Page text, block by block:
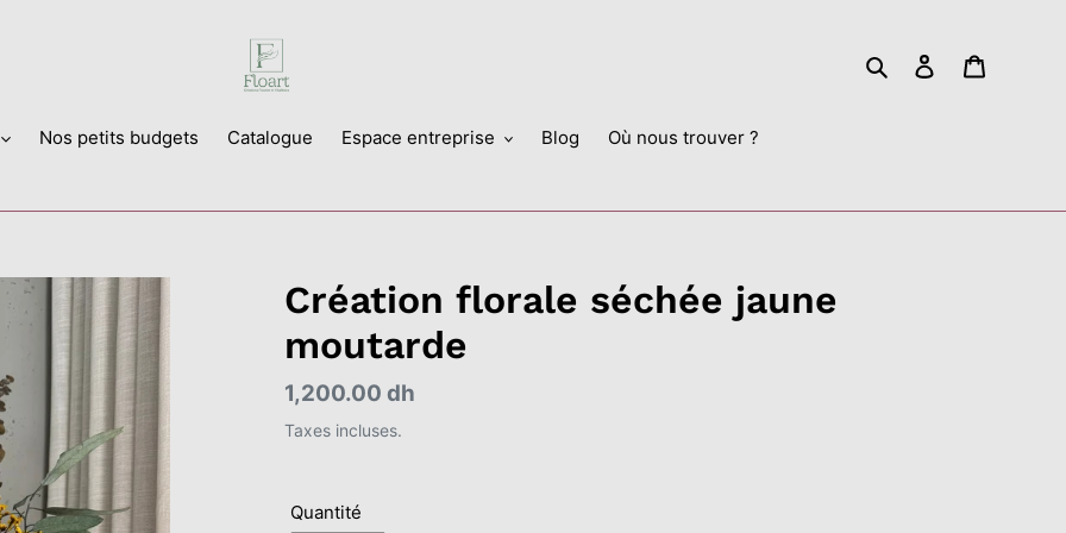
RechercherSe connecter
Nos petits budgets Catalogue Espace entreprise Blog Où nous trouver ?
Création florale séchée jaune
moutarde
Prix
normal
1,200.00 dh
Taxes incluses.
Quantité